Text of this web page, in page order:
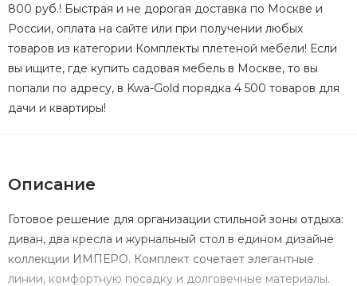
800 руб.! Быстрая и не дорогая доставка по Москве и
России, оплата на сайте или при получении любых
товаров из категории Комплекты плетеной мебели! Если
вы ищите, где купить садовая мебель в Москве, то вы
попали по адресу, в Kwa-Gold порядка 4 500 товаров для
дачи и квартиры!
Описание
Готовое решение для организации стильной зоны отдыха:
диван, два кресла и журнальный стол в едином дизайне
коллекции ИМПЕРО. Комплект сочетает элегантные
линии, комфортную посадку и долговечные материалы.